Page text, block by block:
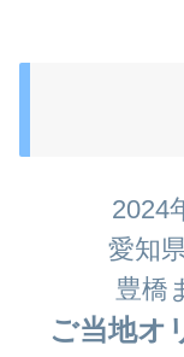
2024
愛知
豊橋
ご当地オ